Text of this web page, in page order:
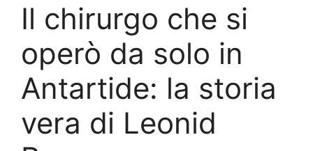
Il chirurgo che si
operò da solo in
Antartide: la storia
vera di Leonid